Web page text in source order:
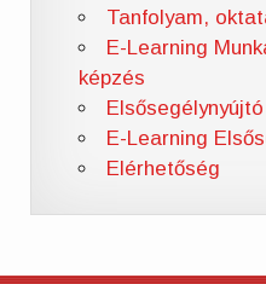
Tanfolyam,
E-Learning
képzés
E-Learning
Elérhetőség